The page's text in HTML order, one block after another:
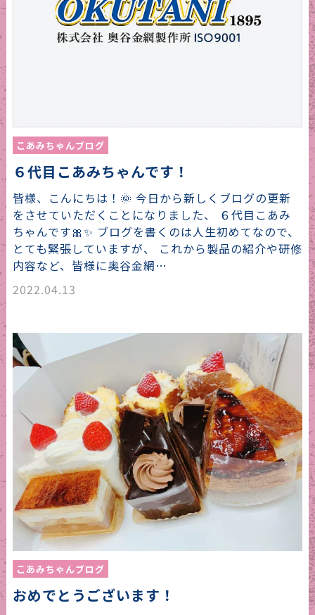
こあみちゃんブログ
６代目こあみちゃんです！
皆様、こんにちは！🌞 今日から新しくブログの更新
をさせていただくことになりました、 ６代目こあみ
ちゃんです🎀✨ ブログを書くのは人生初めてなので、
とても緊張していますが、 これから製品の紹介や研修
内容など、皆様に奥谷金網…
2022.04.13
こあみちゃんブログ
おめでとうございます！